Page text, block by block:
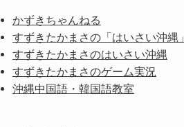
かずきちゃんねる
すずきたかまさの「はいさい沖縄」
すずきたかまさのはいさい沖縄
すずきたかまさのゲーム実況
沖縄中国語・韓国語教室